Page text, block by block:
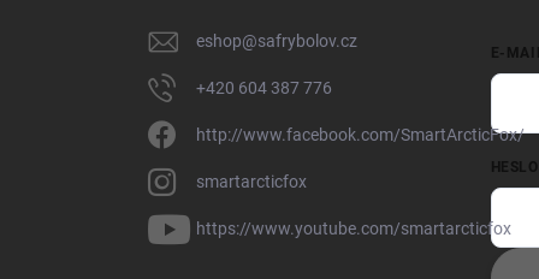
eshop@safrybolov.cz
+420 604 387 776
http://www.facebook.com/SmartArcticFox/
smartarcticfox
https://www.youtube.com/smartarcticfox
E-
HESLO